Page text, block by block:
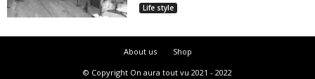
Life style
About us
Shop
© Copyright On aura tout vu 2021 - 2022